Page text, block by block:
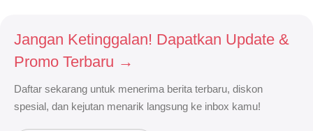
Jangan Ketinggalan! Dapatkan Update &
Promo Terbaru →
Daftar sekarang untuk menerima berita terbaru, diskon
spesial, dan kejutan menarik langsung ke inbox kamu!